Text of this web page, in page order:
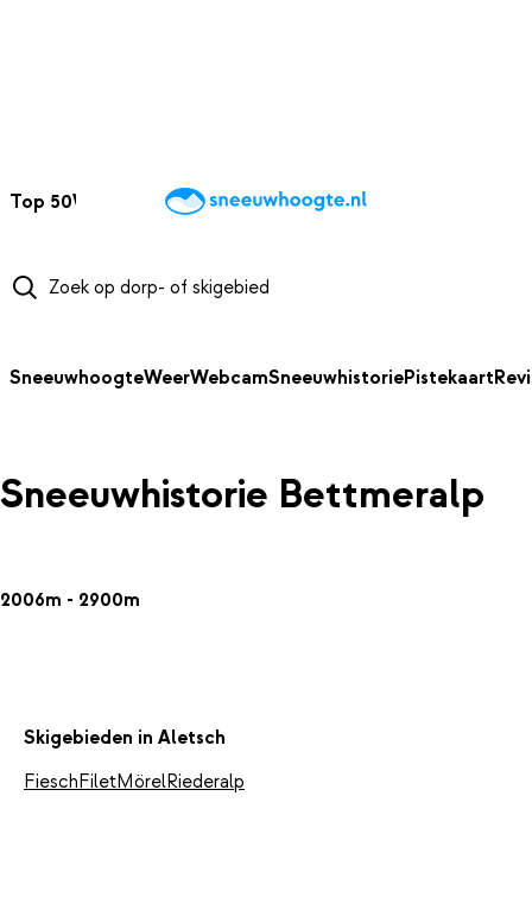
Top 50Webcams WintersportweerKaarten
SneeuwhoogteWeerWebcamSneeuwhistoriePistekaart
Sneeuwhistorie Bettmeralp
2006m - 2900m
Skigebieden in Aletsch
FieschFiletMörelRiederalp